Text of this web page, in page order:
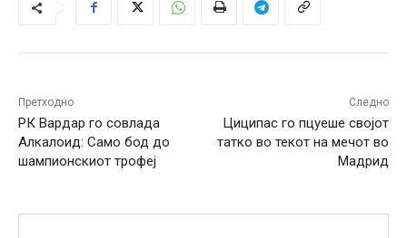
Претходно
РК Вардар го совлада
Алкалоид: Само бод до
шампионскиот трофеј
Следно
Циципас го пцуеше својот
татко во текот на мечот во
Мадрид